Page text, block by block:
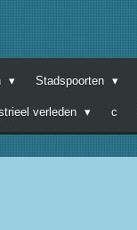
Stadspoorten
verleden c